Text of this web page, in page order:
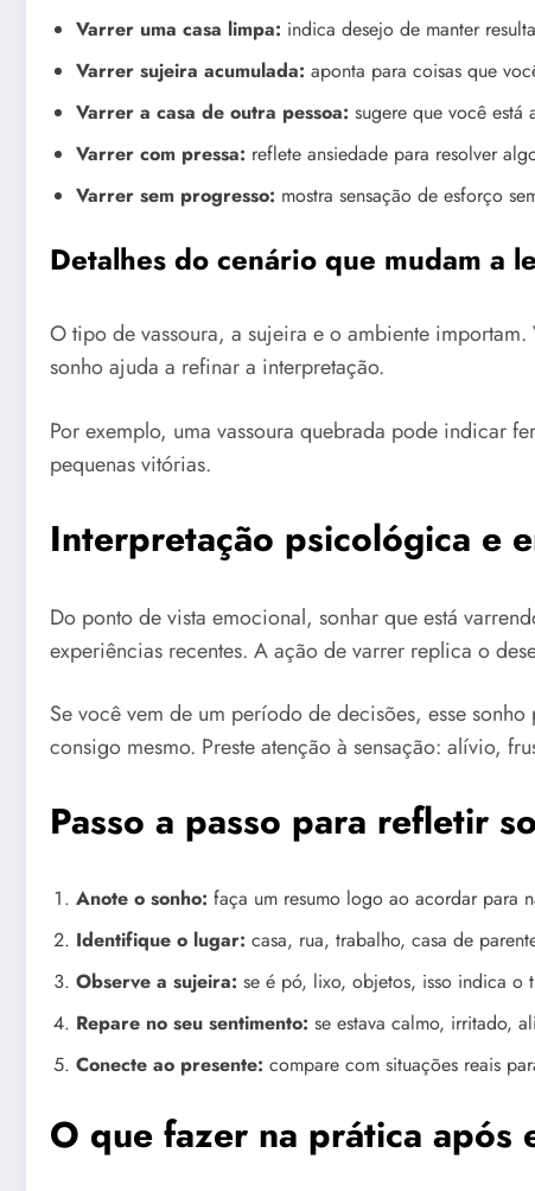
Varrer uma casa limpa: indica desejo de manter
Varrer sujeira acumulada: aponta para coisas que
Varrer a casa de outra pessoa: sugere que você está
Varrer com pressa: reflete ansiedade para resolver
Varrer sem progresso: mostra sensação de esforço
Detalhes do cenário que mudam a
O tipo de vassoura, a sujeira e o ambiente
sonho ajuda a refinar a interpretação.
Por exemplo, uma vassoura quebrada pode indicar
pequenas vitórias.
Interpretação psicológica e
Do ponto de vista emocional, sonhar que está
experiências recentes. A ação de varrer replica o
Se você vem de um período de decisões, esse
consigo mesmo. Preste atenção à sensação: alívio,
Passo a passo para refletir
Anote o sonho: faça um resumo logo ao acordar para
Identifique o lugar: casa, rua, trabalho, casa de
Observe a sujeira: se é pó, lixo, objetos, isso indica o
Repare no seu sentimento: se estava calmo, irritado,
Conecte ao presente: compare com situações reais
O que fazer na prática após